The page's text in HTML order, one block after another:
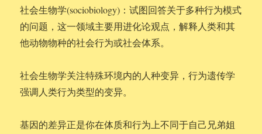
社会生物学(sociobiology)：试图回答关于多种行为模式
的问题，这一领域主要用进化论观点，解释人类和其
他动物物种的社会行为或社会体系。
社会生物学关注特殊环境内的人种变异，行为遗传学
强调人类行为类型的变异。
基因的差异正是你在体质和行为上不同于自己兄弟姐